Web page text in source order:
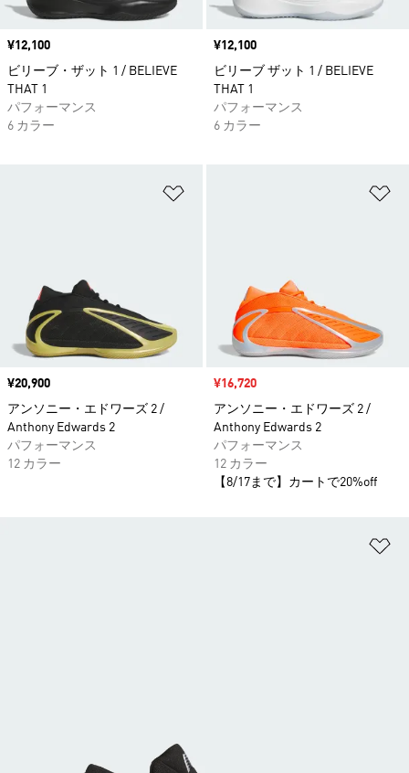
価格
¥12,100
ビリーブ・ザット 1 / BELIEVE
THAT 1
パフォーマンス
6 カラー
価格
¥12,100
ビリーブ ザット 1 / BELIEVE
THAT 1
パフォーマンス
6 カラー
価格
¥20,900
アンソニー・エドワーズ 2 /
Anthony Edwards 2
パフォーマンス
12 カラー
セール価格
¥16,720
アンソニー・エドワーズ 2 /
Anthony Edwards 2
パフォーマンス
12 カラー
【8/17まで】カートで20%off